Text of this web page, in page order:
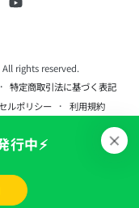
YouTube
All rights reserved.
特定商取引法に基づく表記
ルポリシー
利用規約
行中⚡️